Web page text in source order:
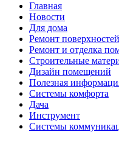
Главная
Новости
Для дома
Ремонт поверхностей
Ремонт и отделка
Строительные
Дизайн помещений
Полезная
Системы комфорта
Дача
Инструмент
Системы